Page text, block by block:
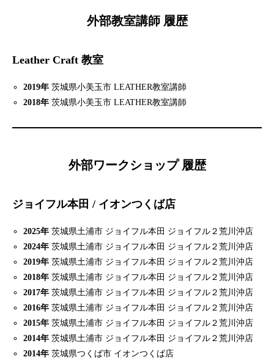
外部教室講師 履歴
Leather Craft 教室
2019年 茨城県小美玉市 LEATHER教室講師
2018年 茨城県小美玉市 LEATHER教室講師
外部ワークショップ 履歴
ジョイフル本田 / イオンつくば店
2025年 茨城県土浦市 ジョイフル本田 ジョイフル２荒川沖店
2024年 茨城県土浦市 ジョイフル本田 ジョイフル２荒川沖店
2019年 茨城県土浦市 ジョイフル本田 ジョイフル２荒川沖店
2018年 茨城県土浦市 ジョイフル本田 ジョイフル２荒川沖店
2017年 茨城県土浦市 ジョイフル本田 ジョイフル２荒川沖店
2016年 茨城県土浦市 ジョイフル本田 ジョイフル２荒川沖店
2015年 茨城県土浦市 ジョイフル本田 ジョイフル２荒川沖店
2014年 茨城県土浦市 ジョイフル本田 ジョイフル２荒川沖店
2014年 茨城県つくば市 イオンつくば店